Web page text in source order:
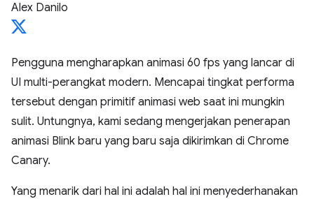
Alex Danilo
Pengguna mengharapkan animasi 60 fps yang lancar di
UI multi-perangkat modern. Mencapai tingkat performa
tersebut dengan primitif animasi web saat ini mungkin
sulit. Untungnya, kami sedang mengerjakan penerapan
animasi Blink baru yang baru saja dikirimkan di Chrome
Canary.
Yang menarik dari hal ini adalah hal ini menyederhanakan